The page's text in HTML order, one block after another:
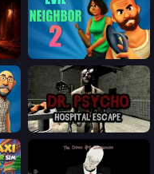
Evil Neighbor 2
Dr. Psycho: Hospital Escape
3